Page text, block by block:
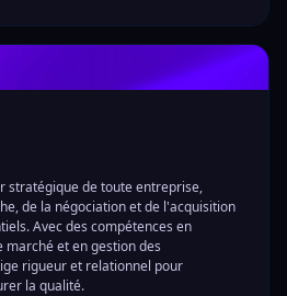
stratégique de toute entreprise,
de la négociation et de l'acquisition
Avec des compétences en
marché et en gestion des
rigueur et relationnel pour
la qualité.